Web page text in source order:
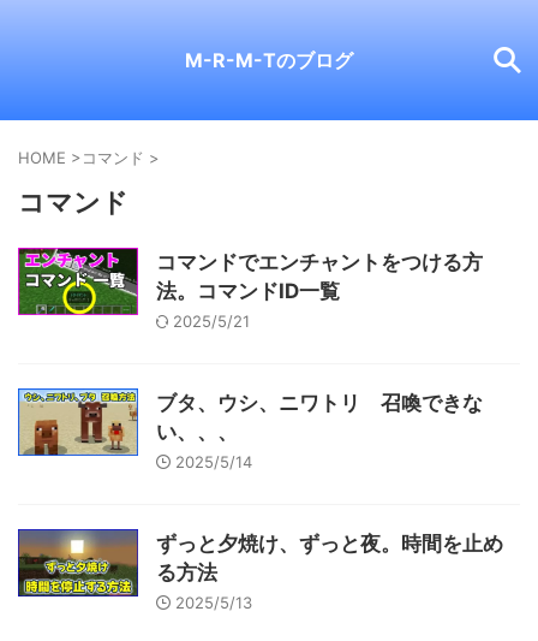
M-R-M-Tのブログ
HOME >コマンド >
コマンド
コマンドでエンチャントをつける方
法。コマンドID一覧
2025/5/21
ブタ、ウシ、ニワトリ 召喚できな
い、、、
2025/5/14
ずっと夕焼け、ずっと夜。時間を止め
る方法
2025/5/13